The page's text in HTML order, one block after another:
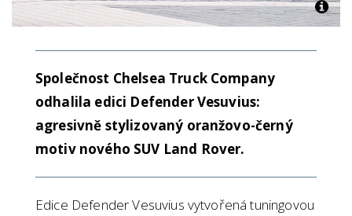
Společnost Chelsea Truck Company
odhalila edici Defender Vesuvius:
agresivně stylizovaný oranžovo-černý
motiv nového SUV Land Rover.
Edice Defender Vesuvius vytvořená tuningovou